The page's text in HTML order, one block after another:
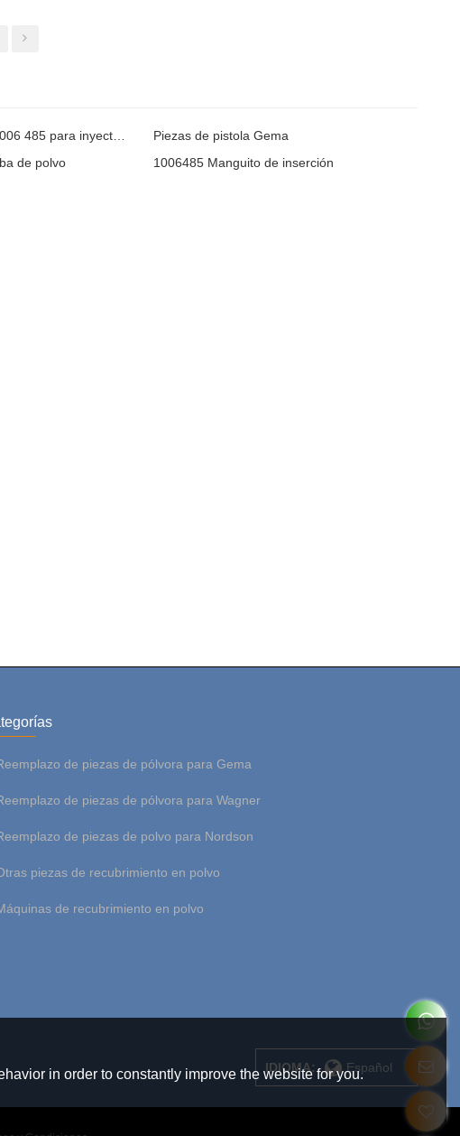
Manguito de inserción 1006 485 para inyector de polvo IG06
Piezas de pistola Gema
de polvo 1006485 Manguito de inserción
de piezas de pólvora para Gema
de piezas de pólvora para Wagner
de piezas de polvo para Nordson
piezas de recubrimiento en polvo
de recubrimiento en polvo
IDIOMA: Español
in order to constantly improve the website for you.